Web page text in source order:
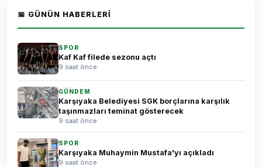
📅 GÜNÜN HABERLERI
SPOR
Kaf Kaf filede sezonu açtı
9 saat önce
GÜNDEM
Karşıyaka Belediyesi SGK borçlarına karşılık
taşınmazları teminat gösterecek
9 saat önce
SPOR
Karşıyaka Muhaymin Mustafa'yı açıkladı
9 saat önce